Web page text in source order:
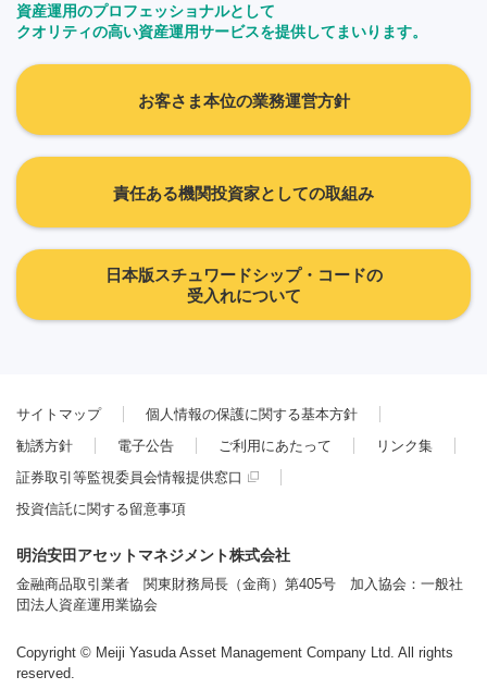
資産運用のプロフェッショナルとして
クオリティの高い資産運用サービスを提供してまいります。
お客さま本位の業務運営方針
責任ある機関投資家としての取組み
日本版スチュワードシップ・コードの
受入れについて
サイトマップ
個人情報の保護に関する基本方針
勧誘方針
電子公告 ご利用にあたって
リンク集
証券取引等監視委員会情報提供窓口
投資信託に関する留意事項
明治安田アセットマネジメント株式会社
金融商品取引業者 関東財務局長（金商）第405号 加入協会：一般社
団法人資産運用業協会
Copyright © Meiji Yasuda Asset Management Company Ltd. All rights
reserved.